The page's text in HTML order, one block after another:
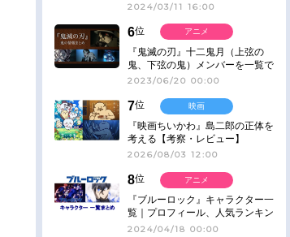
2024/03/11 16:00
6位
『鬼滅の刃』十二鬼月（上弦の
鬼、下弦の鬼）メンバーを一覧で
紹介＆解説（登場鬼の情報まと
2023/06/20 00:00
アニメ
7位
『映画ちいかわ』島二郎の正体を
考える【考察・レビュー】
2026/08/03 12:00
映画
8位
『ブルーロック』キャラクター一
覧｜プロフィール、人気ランキン
グ、キャラソン、診断など気にな
2024/04/18 00:00
アニメ